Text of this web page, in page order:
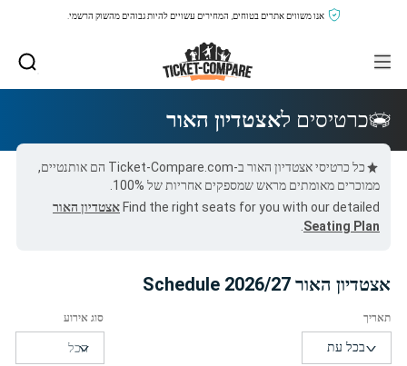
אנו משווים אתרים בטוחים, המחירים עשויים להיות גבוהים מהשוק הרשמי.
כרטיסים לאצטדיון האור
כל כרטיסי אצטדיון האור ב-Ticket-Compare.com הם אותנטיים,
ממוכרים מאומתים מראש שמספקים אחריות של 100%.
Find the right seats for you with our detailed אצטדיון האור
Seating Plan
אצטדיון האור 2026/27 Schedule